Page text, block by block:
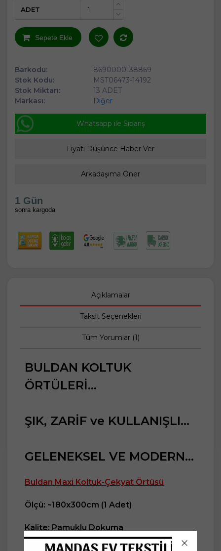
+
ADET
Sepete Ekle
Barkodu:
8690000138869
Stok Kodu:
MST06473-14192
Stok Miktarı:
13 ADET
Markası:
Diğer
Whatsapp ile Sipariş
Fiyatı Düşünce Haber Ver
Arkadaşıma Öner
1 Gün
sonra kargoda
Açıklamalar
Taksit Seçenekleri
Tüm Yorumlar (1)
BULDAN KOLTUK
ÖRTÜLERİ...
ŞIK, ZARİF ve KULLANIŞLI...
GELENEKSEL VE MODERN...
Buldan Maxi Koltuk-Çekyat Örtüsü
Ölçü: ~180x300cm (1 Adet)
Kalite: Pamuklu Dokuma